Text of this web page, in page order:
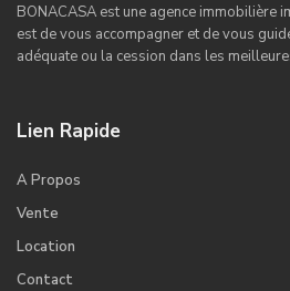
BONACASA est une agence immobilière
est de vous accompagner et de vous
adéquate ou la cession dans les
Lien Rapide
A Propos
Vente
Location
Contact